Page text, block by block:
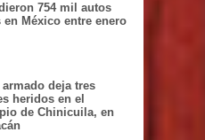
754 mil autos
en México entre enero
armado deja tres
heridos en el
de Chinicuila, en